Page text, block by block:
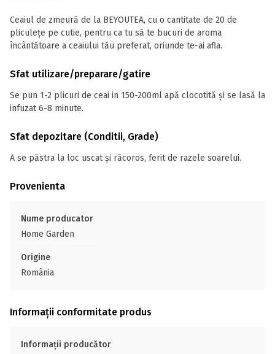
Ceaiul de zmeură de la BEYOUTEA, cu o cantitate de 20 de
pliculețe pe cutie, pentru ca tu să te bucuri de aroma
încântătoare a ceaiului tău preferat, oriunde te-ai afla.
Sfat utilizare/preparare/gatire
Se pun 1-2 plicuri de ceai in 150-200ml apă clocotită și se lasă la
infuzat 6-8 minute.
Sfat depozitare (Conditii, Grade)
A se păstra la loc uscat și răcoros, ferit de razele soarelui.
Provenienta
Nume producator
Home Garden
Origine
România
Informații conformitate produs
Informații producător